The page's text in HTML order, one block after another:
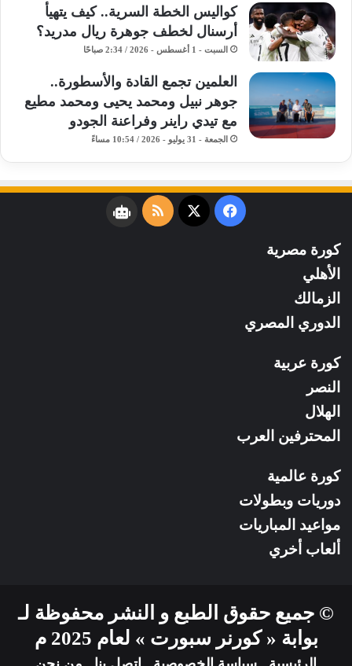
كواليس الخطة السرية.. كيف يتهيأ
أرسنال لخطف جوهرة ريال مدريد؟
السبت - 1 أغسطس - 2026 / 2:34 صباحًا
​العلمين تجمع القادة والأسطورة..
جوهر نبيل ومحمد يحيى ومحمد مطيع
مع تيدي راينر وفراعنة الجودو ​
الجمعة - 31 يوليو - 2026 / 10:54 مساءً
فيسبوك
‫X
ملخصنبض
كورة مصرية
الأهلي
الزمالك
الدوري المصري
كورة عربية
النصر
الهلال
المحترفين العرب
كورة عالمية
دوريات وبطولات
مواعيد المباريات
ألعاب أخري
© جميع حقوق الطبع و النشر محفوظة لـ
بوابة « كورنر سبورت » لعام 2025 م